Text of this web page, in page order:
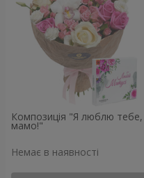
Композиція "Я люблю тебе,
мамо!"
Немає в наявності